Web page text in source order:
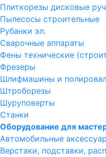
Плиткорезы дисковые
Пылесосы строительные
Рубанки эл.
Сварочные аппараты
Фены технические
Фрезеры
Шлифмашины и
Штроборезы
Шуруповерты
Станки
Оборудование для
Автомобильные
Верстаки, подставки,